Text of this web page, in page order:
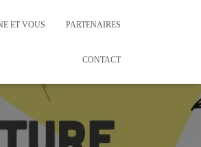
ET VOUS PARTENAIRES
CONTACT